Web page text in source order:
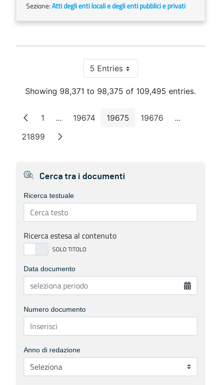
Sezione:Atti degli enti locali e degli enti pubblici e privati
5 EntriesPer Page
Showing 98,371 to 98,375 of 109,495 entries.
Page
1 ...Intermediate Pages
Page
19674 Page
19675 Page
19676 ...
Page
21899
Cerca tra i documenti
Ricerca testuale
Ricerca estesa al contenuto
Data documento
Numero documento
Anno di redazione